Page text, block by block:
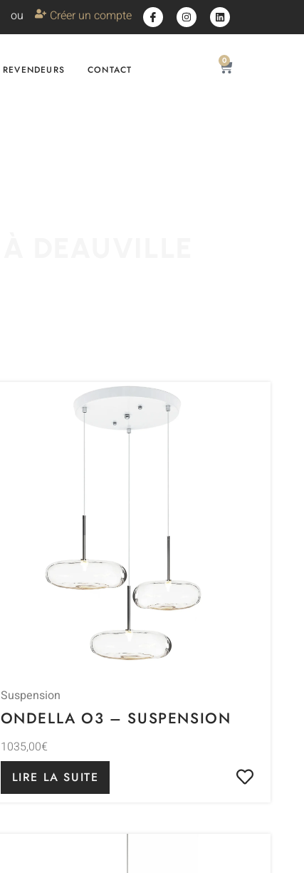
ou Créer un compte
REVENDEURS CONTACT
0
Suspension
ONDELLA O3 – SUSPENSION
1035,00€
LIRE LA SUITE